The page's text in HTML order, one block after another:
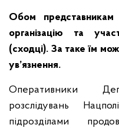
Обом представникам
організацію та
(сходці). За таке їм
ув’язнення.
Оперативники
розслідувань
підрозділами